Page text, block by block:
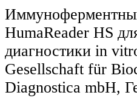
HumaReader HS
диагностики in
Gesellschaft für
Diagnostica mbH,